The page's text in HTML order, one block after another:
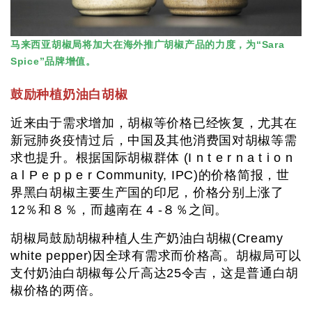
马来西亚胡椒局将加大在海外推广胡椒产品的力度，为“Sara
Spice”品牌增值。
鼓励种植奶油白胡椒
近来由于需求增加，胡椒等价格已经恢复，尤其在
新冠肺炎疫情过后，中国及其他消费国对胡椒等需
求也提升。根据国际胡椒群体 (I n t e r n a t i o n
a l P e p p e r Community, IPC)的价格简报，世
界黑白胡椒主要生产国的印尼，价格分别上涨了
12％和８％，而越南在 4 -８％之间。
胡椒局鼓励胡椒种植人生产奶油白胡椒(Creamy
white pepper)因全球有需求而价格高。胡椒局可以
支付奶油白胡椒每公斤高达25令吉，这是普通白胡
椒价格的两倍。